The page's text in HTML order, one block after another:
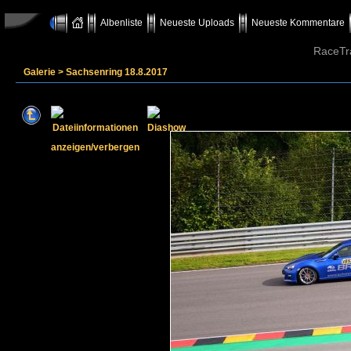
Albenliste Neueste Uploads Neueste Kommentare
Galerie > Sachsenring 18.8.2017